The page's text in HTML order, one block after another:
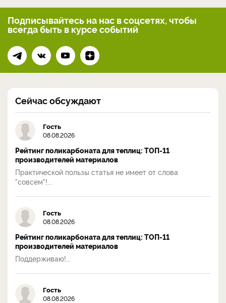
Подписывайтесь на нас в соцсетях, чтобы
всегдабыть в курсе событий
Сейчас обсуждают
Гость
08.08.2026
Рейтинг поликарбоната для теплиц: ТОП-11
производителей материалов
Практической пользы статья не имеет от слова
"совсем"!...
Гость
08.08.2026
Рейтинг поликарбоната для теплиц: ТОП-11
производителей материалов
Поддерживаю!...
Гость
08.08.2026